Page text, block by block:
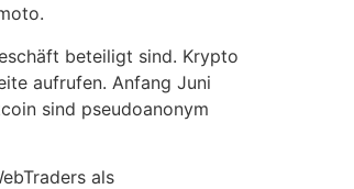
beteiligt sind. Krypto
aufrufen. Anfang Juni
sind pseudoanonym
als